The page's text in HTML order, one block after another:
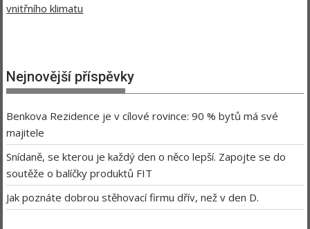
vnitřního klimatu
Nejnovější příspěvky
Benkova Rezidence je v cílové rovince: 90 % bytů má své
majitele
Snídaně, se kterou je každý den o něco lepší. Zapojte se do
soutěže o balíčky produktů FIT
Jak poznáte dobrou stěhovací firmu dřív, než v den D.